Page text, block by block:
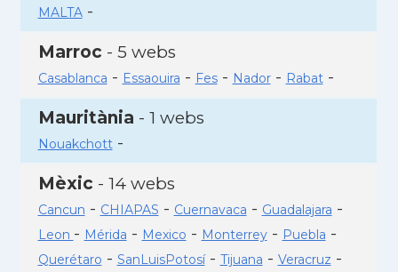
MALTA-
Marroc - 5 webs
Casablanca - Essaouira - Fes- Nador- Rabat-
Mauritània - 1 webs
Nouakchott-
Mèxic - 14 webs
Cancun - CHIAPAS - Cuernavaca - Guadalajara -
Leon - Mérida - Mexico - Monterrey- Puebla -
Querétaro - SanLuisPotosí- Tijuana - Veracruz -